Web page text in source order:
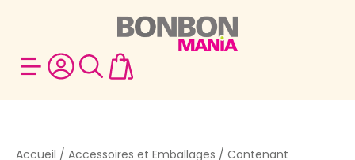
Accueil / Accessoires et Emballages / Contenant